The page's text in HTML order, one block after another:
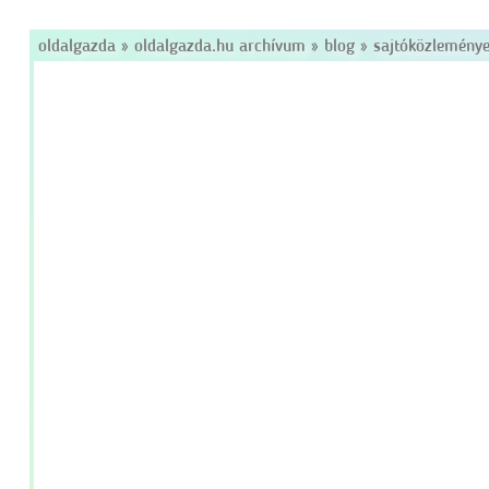
oldalgazda » oldalgazda.hu archívum » blog»